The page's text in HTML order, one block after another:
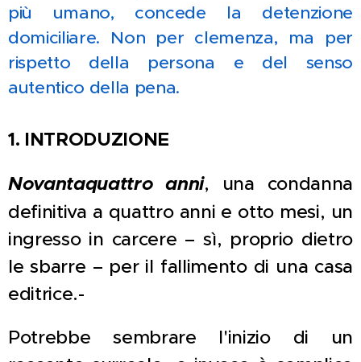
più umano, concede la detenzione
domiciliare. Non per clemenza, ma per
rispetto della persona e del senso
autentico della pena.
1. INTRODUZIONE
Novantaquattro anni, una condanna
definitiva a quattro anni e otto mesi, un
ingresso in carcere – sì, proprio dietro
le sbarre – per il fallimento di una casa
editrice.-
Potrebbe sembrare l'inizio di un